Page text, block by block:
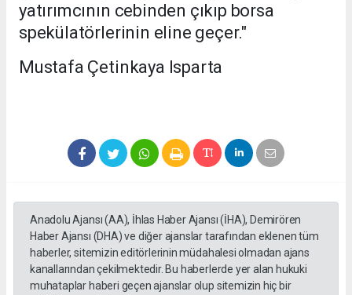
yatırımcının cebinden çıkıp borsa
spekülatörlerinin eline geçer."
Mustafa Çetinkaya Isparta
Anadolu Ajansı (AA), İhlas Haber Ajansı (İHA), Demirören
Haber Ajansı (DHA) ve diğer ajanslar tarafından eklenen tüm
haberler, sitemizin editörlerinin müdahalesi olmadan ajans
kanallarından çekilmektedir. Bu haberlerde yer alan hukuki
muhataplar haberi geçen ajanslar olup sitemizin hiç bir